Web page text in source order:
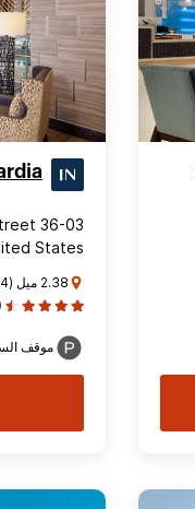
36-03 Prince Street
States
2.38 ميل (3.84 كم) من لاجارديا (LGA)
موقف